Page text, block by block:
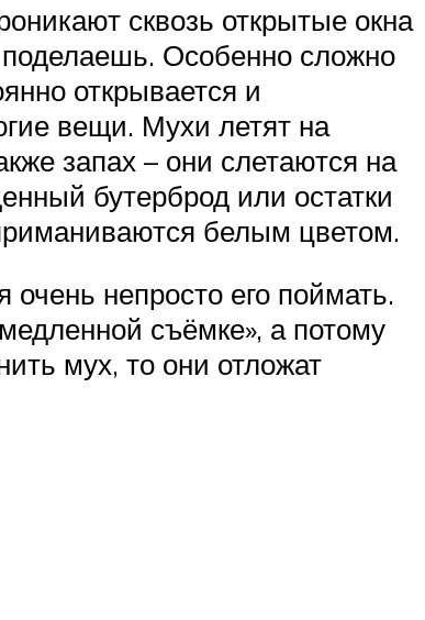
сквозь открытые окна
Особенно сложно
открывается и
вещи. Мухи летят на
запах – они слетаются на
бутерброд или остатки
белым цветом.
очень непросто его поймать.
съёмке», а потому
мух, то они отложат